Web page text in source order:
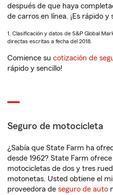
después de que haya
de carros en línea. ¡Es rápido y
1. Clasificación y datos de S&P Global
directas escritas a fecha del 2018.
Comience su cotización de
rápido y sencillo!
Seguro de motocicleta
¿Sabía que State Farm ha
desde 1962? State Farm
motocicletas de dos y tres
motonetas. Usted obtiene el
proveedora de seguro de auto